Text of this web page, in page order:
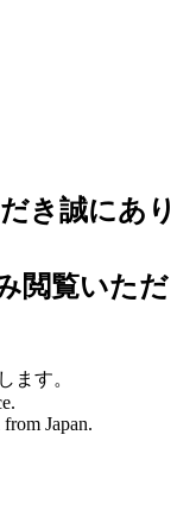
き誠にあり
閲覧いただ
ます。
Japan.